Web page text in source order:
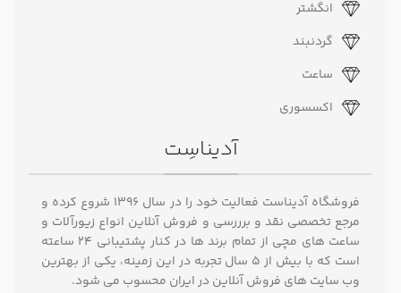
انگشتر
گردنبند
ساعت
اکسسوری
آدیناسِت
فروشگاه آدیناست فعالیت خود را در سال ۱۳۹۶ شروع کرده و
مرجع تخصصی نقد و برررسی و فروش آنلاین انواع زیورآلات و
ساعت های مچی از تمام برند ها در کنار پشتیبانی ۲۴ ساعته
است که با بیش از 5 سال تجربه در این زمینه، یکی از بهترین
وب سایت های فروش آنلاین در ایران محسوب می شود.